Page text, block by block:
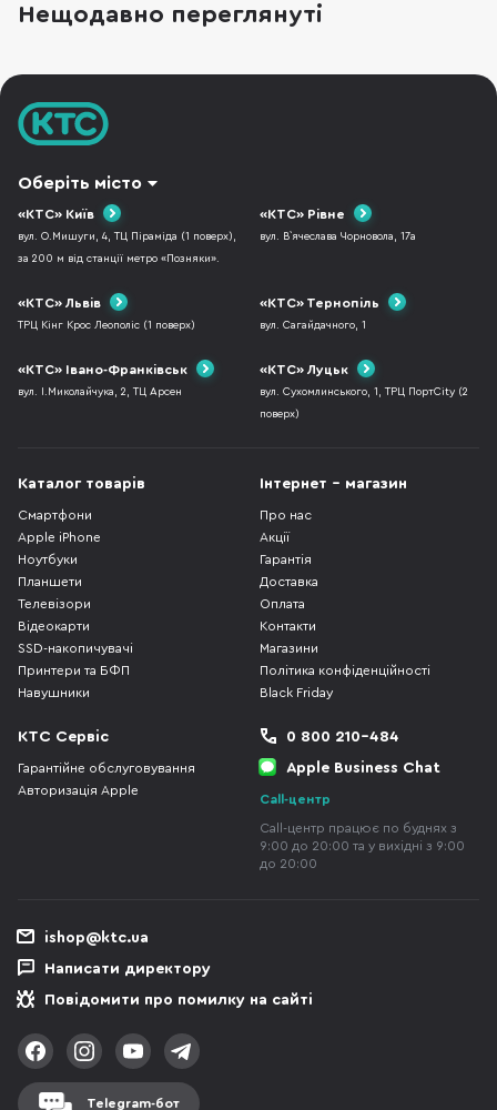
Qi2 гарантує сумісність між різними
виробниками. Для флагманів Google це
Нещодавно переглянуті
Оберіть місто
«КТС» Київ
вул. О.Мишуги, 4, ТЦ Піраміда (1 поверх),
за 200 м від станції метро «Позняки».
«КТС» Рівне
вул. В`ячеслава Чорновола, 17а
«КТС» Львів
ТРЦ Кінг Крос Леополіс (1 поверх)
«КТС» Тернопіль
вул. Сагайдачного, 1
«КТС» Івано-Франківськ
вул. І.Миколайчука, 2, ТЦ Арсен
«КТС» Луцьк
вул. Сухомлинського, 1, ТРЦ ПортCity (2
поверх)
Каталог товарів
Смартфони
Apple iPhone
Ноутбуки
Планшети
Телевізори
Відеокарти
SSD-накопичувачі
Принтери та БФП
Навушники
Інтернет - магазин
Про нас
Акції
Гарантія
Доставка
Оплата
Контакти
Магазини
Політика конфіденційності
Black Friday
КТС Сервіс
Гарантійне обслуговування
Авторизація Apple
0 800 210-484
Apple Business Chat
Call-центр
Call-центр працює по буднях з
9:00 до 20:00 та у вихідні з 9:00
до 20:00
ishop@ktc.ua
Написати директору
Повідомити про помилку на сайті
Telegram-бот